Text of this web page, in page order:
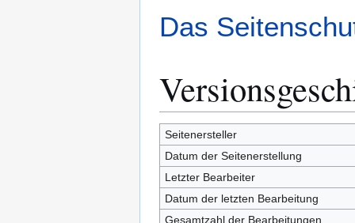
Das
Seitenersteller
Datum der Seitenerstellung
Letzter Bearbeiter
Datum der letzten Bearbeitung
Gesamtzahl der Bearbeitungen